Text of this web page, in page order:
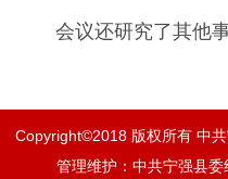
会议还研究了其他事
Copyright©2018 版权所有 中
管理维护：中共宁强县